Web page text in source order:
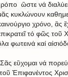
ὣστε νά
κυκλώνουν
χρόνο, ἂς
τό φῶς τοῦ
φωτεινά καί
Σᾶς εὒχομαι νά
τοῦ Ἐπιφανέντος